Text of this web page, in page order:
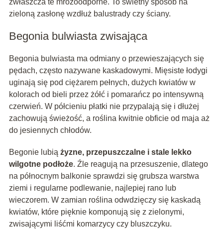
zwłaszcza te mrozoodporne. To świetny sposób na
zieloną zasłonę wzdłuż balustrady czy ściany.
Begonia bulwiasta zwisająca
Begonia bulwiasta ma odmiany o przewieszających się
pędach, często nazywane kaskadowymi. Mięsiste łodygi
uginają się pod ciężarem pełnych, dużych kwiatów w
kolorach od bieli przez żółć i pomarańcz po intensywną
czerwień. W półcieniu płatki nie przypalają się i dłużej
zachowują świeżość, a roślina kwitnie obficie od maja aż
do jesiennych chłodów.
Begonie lubią żyzne, przepuszczalne i stale lekko
wilgotne podłoże. Źle reagują na przesuszenie, dlatego
na północnym balkonie sprawdzi się grubsza warstwa
ziemi i regularne podlewanie, najlepiej rano lub
wieczorem. W zamian roślina odwdzięczy się kaskadą
kwiatów, które pięknie komponują się z zielonymi,
zwisającymi liśćmi komarzycy czy bluszczyku.